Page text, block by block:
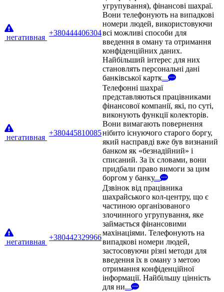
негативная
+380444406304
угрупування), фінансові шахраї.
Вони телефонують на випадкові
номери людей, використовуючи
всі можливі способи для
введення в оману та отримання
конфіденційних даних.
Найбільший інтерес для них
становлять персональні дані
банківської картк...
негативная
+380445810085
Телефонні шахраї
представляються працівниками
фінансової компанії, які, по суті,
виконують функції колекторів.
Вони вимагають повернення
нібито існуючого старого боргу,
який насправді вже був визнаний
банком як «безнадійний» і
списаний. За їх словами, вони
придбали право вимоги за цим
боргом у банку...
негативная
+380442329966
Дзвінок від працівника
шахрайського кол-центру, що є
частиною організованого
злочинного угрупування, яке
займається фінансовими
махінаціями. Телефонують на
випадкові номери людей,
застосовуючи різні методи для
введення їх в оману з метою
отримання конфіденційної
інформації. Найбільшу цінність
для ни...